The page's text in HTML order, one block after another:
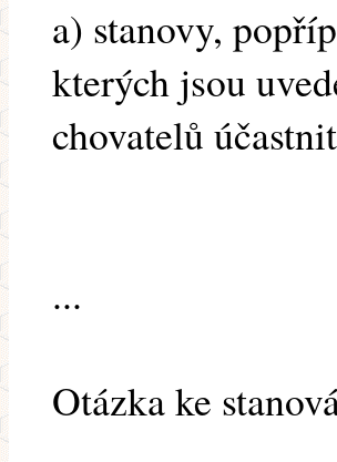
a) stanovy,
kterých jsou
chovatelů
...
Otázka ke